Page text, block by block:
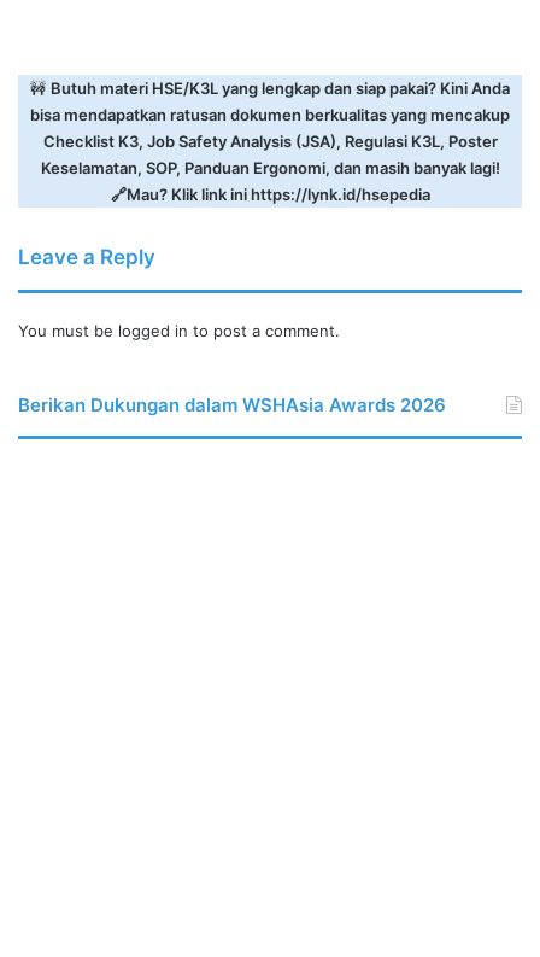
🚧 Butuh materi HSE/K3L yang lengkap dan siap pakai? Kini Anda
bisa mendapatkan ratusan dokumen berkualitas yang mencakup
Checklist K3, Job Safety Analysis (JSA), Regulasi K3L, Poster
Keselamatan, SOP, Panduan Ergonomi, dan masih banyak lagi!
🔗Mau? Klik link inihttps://lynk.id/hsepedia
Leave a Reply
You must be logged in to post a comment.
Berikan Dukungan dalam WSHAsia Awards 2026